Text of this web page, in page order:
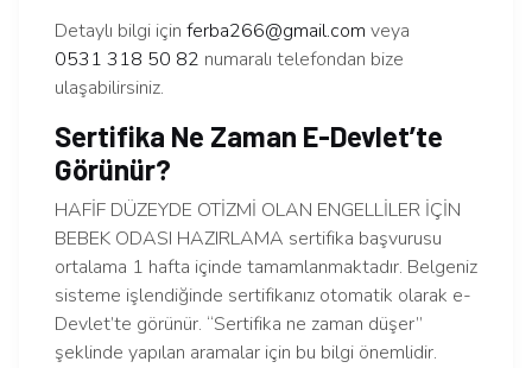
Detaylı bilgi için ferba266@gmail.com veya
0531 318 50 82 numaralı telefondan bize
ulaşabilirsiniz.
Sertifika Ne Zaman E-Devlet’te
Görünür?
HAFİF DÜZEYDE OTİZMİ OLAN ENGELLİLER İÇİN
BEBEK ODASI HAZIRLAMA sertifika başvurusu
ortalama 1 hafta içinde tamamlanmaktadır. Belgeniz
sisteme işlendiğinde sertifikanız otomatik olarak e-
Devlet’te görünür. “Sertifika ne zaman düşer”
şeklinde yapılan aramalar için bu bilgi önemlidir.